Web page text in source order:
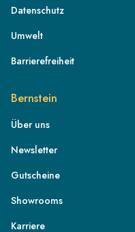
Datenschutz
Umwelt
Barrierefreiheit
Bernstein
Über uns
Newsletter
Gutscheine
Showrooms
Karriere
AT
CH
FR
IT